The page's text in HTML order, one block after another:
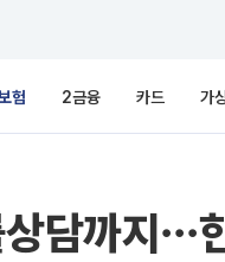
험 2금융 카드 가
담까지⋯